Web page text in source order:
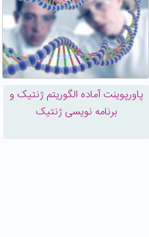
پاورپوینت آماده الگوریتم ژنتیک و
برنامه نویسی ژنتیک